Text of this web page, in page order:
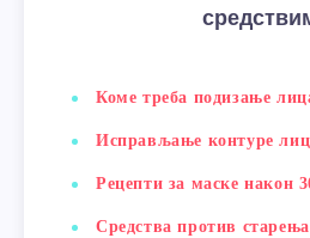
Коме треба подизање
Исправљање контуре
Рецепти за маске након
Средства против